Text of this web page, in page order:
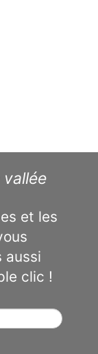
vallée
et les
aussi
clic !